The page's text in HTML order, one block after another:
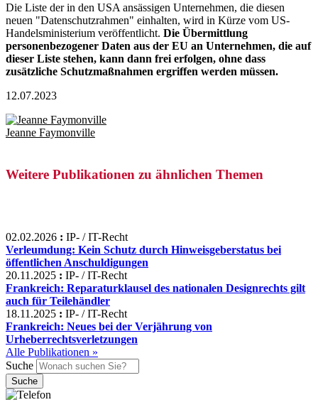
Die Liste der in den USA ansässigen Unternehmen, die diesen
neuen "Datenschutzrahmen" einhalten, wird in Kürze vom US-
Handelsministerium veröffentlicht. Die Übermittlung
personenbezogener Daten aus der EU an Unternehmen, die auf
dieser Liste stehen, kann dann frei erfolgen, ohne dass
zusätzliche Schutzmaßnahmen ergriffen werden müssen.
12.07.2023
Jeanne Faymonville
Weitere Publikationen zu ähnlichen Themen
02.02.2026 : IP- / IT-Recht
Verleumdung: Kein Schutz durch Hinweisgeberstatus bei
öffentlichen Anschuldigungen
20.11.2025 : IP- / IT-Recht
Frankreich: Reparaturklausel des nationalen Designrechts gilt
auch für Teilehändler
18.11.2025 : IP- / IT-Recht
Frankreich: Neues bei der Verjährung von
Urheberrechtsverletzungen
Alle Publikationen »
Suche